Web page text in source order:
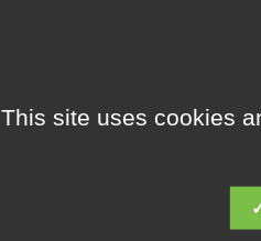
This site uses cookies